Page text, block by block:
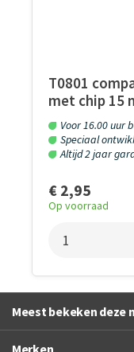
T0801
met chip 15
Voor 16.00 uur
Speciaal
Altijd 2 jaar
€ 2,95
Op voorraad
Meest bekeken deze
Merken